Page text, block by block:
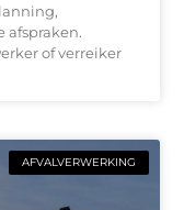
afspraken.
of verreiker
AFVALVERWERKING